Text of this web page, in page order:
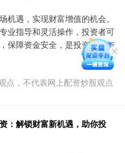
遇，实现财富增值的机会。
业指导和灵活操作，投资者可
保障资金安全，是投资者参与
点，不代表网上配资炒股观点
：解锁财富新机遇，助你投